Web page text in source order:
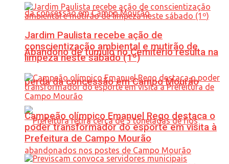
Abandono de túmulo no Cemitério resulta na
perda da concessão em Campo Mourão
Jardim Paulista recebe ação de
conscientização ambiental e mutirão de
limpeza neste sábado (1º)
Campeão olímpico Emanuel Rego destaca o
poder transformador do esporte em visita à
Prefeitura de Campo Mourão